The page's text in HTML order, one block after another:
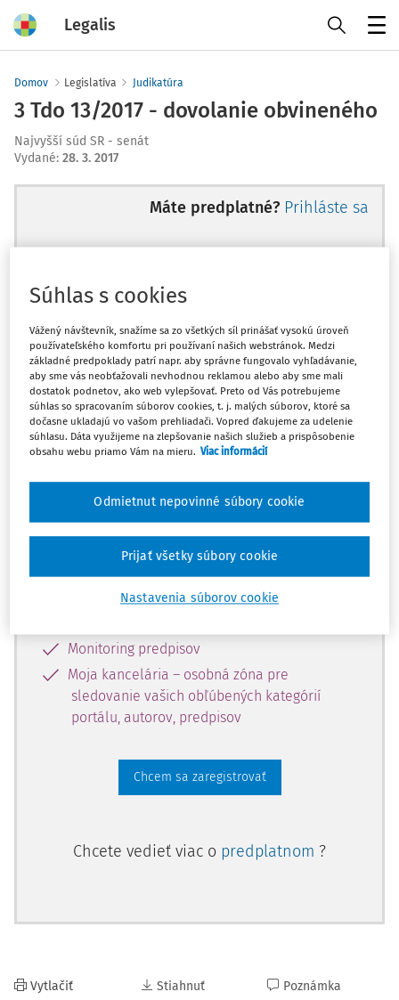
Legalis
Domov Legislatíva Judikatúra
3 Tdo 13/2017 - dovolanie obvineného
Najvyšší súd SR - senát
Vydané: 28. 3. 2017
Máte predplatné? Prihláste sa
Ups, zatiaľ ste si prečítali len
začiatok...
Celý odborný obsah z tejto oblasti je
dostupný predplatiteľom portálu.
obsahu a získajte prístup na 10 dní
zdarma, stačí sa len zaregistrovať.
Vďaka registrácii získate prístup aj k
vybranému obsahu:
Monitoring predpisov
Moja kancelária – osobná zóna pre
sledovanie vašich obľúbených kategórií
portálu, autorov, predpisov
Chcem sa zaregistrovať
Chcete vedieť viac o predplatnom ?
Vytlačiť Stiahnuť Poznámka
Súhlas s cookies
Vážený návštevník, snažíme sa zo všetkých síl prinášať vysokú úroveň
používateľského komfortu pri používaní našich webstránok. Medzi
základné predpoklady patrí napr. aby správne fungovalo vyhľadávanie,
aby sme vás neobťažovali nevhodnou reklamou alebo aby sme mali
dostatok podnetov, ako web vylepšovať. Preto od Vás potrebujeme
súhlas so spracovaním súborov cookies, t. j. malých súborov, ktoré sa
dočasne ukladajú vo vašom prehliadači. Vopred ďakujeme za udelenie
súhlasu. Dáta využijeme na zlepšovanie našich služieb a prispôsobenie
obsahu webu priamo Vám na mieru. Viac informácií
Nastavenia súborov cookie
Odmietnut nepovinné súbory cookie
Prijať všetky súbory cookie